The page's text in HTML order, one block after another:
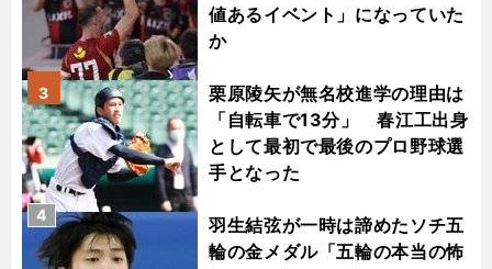
値あるイベント」になっていた
か
栗原陵矢が無名校進学の理由は
「自転車で13分」 春江工出身
として最初で最後のプロ野球選
手となった
3
羽生結弦が一時は諦めたソチ五
輪の金メダル「五輪の本当の怖
4